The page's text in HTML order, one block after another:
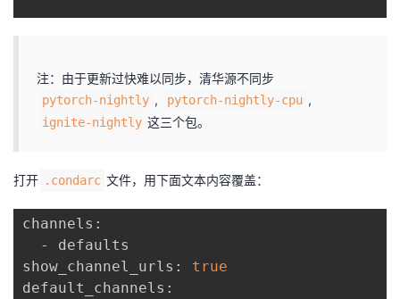
注：由于更新过快难以同步，清华源不同步
pytorch-nightly , pytorch-nightly-cpu ,
ignite-nightly 这三个包。
打开 .condarc 文件，用下面文本内容覆盖：
channels:
  - defaults
show_channel_urls: true
default_channels: